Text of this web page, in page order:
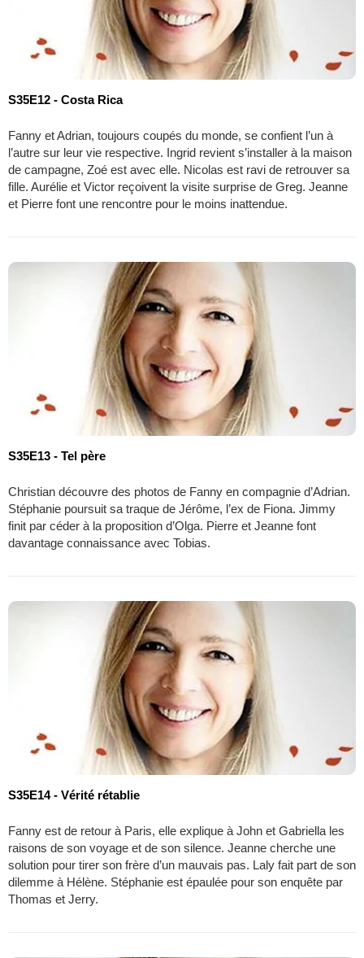
S35E12 - Costa Rica
Fanny et Adrian, toujours coupés du monde, se confient l’un à
l’autre sur leur vie respective. Ingrid revient s’installer à la maison
de campagne, Zoé est avec elle. Nicolas est ravi de retrouver sa
fille. Aurélie et Victor reçoivent la visite surprise de Greg. Jeanne
et Pierre font une rencontre pour le moins inattendue.
S35E13 - Tel père
Christian découvre des photos de Fanny en compagnie d’Adrian.
Stéphanie poursuit sa traque de Jérôme, l’ex de Fiona. Jimmy
finit par céder à la proposition d’Olga. Pierre et Jeanne font
davantage connaissance avec Tobias.
S35E14 - Vérité rétablie
Fanny est de retour à Paris, elle explique à John et Gabriella les
raisons de son voyage et de son silence. Jeanne cherche une
solution pour tirer son frère d’un mauvais pas. Laly fait part de son
dilemme à Hélène. Stéphanie est épaulée pour son enquête par
Thomas et Jerry.